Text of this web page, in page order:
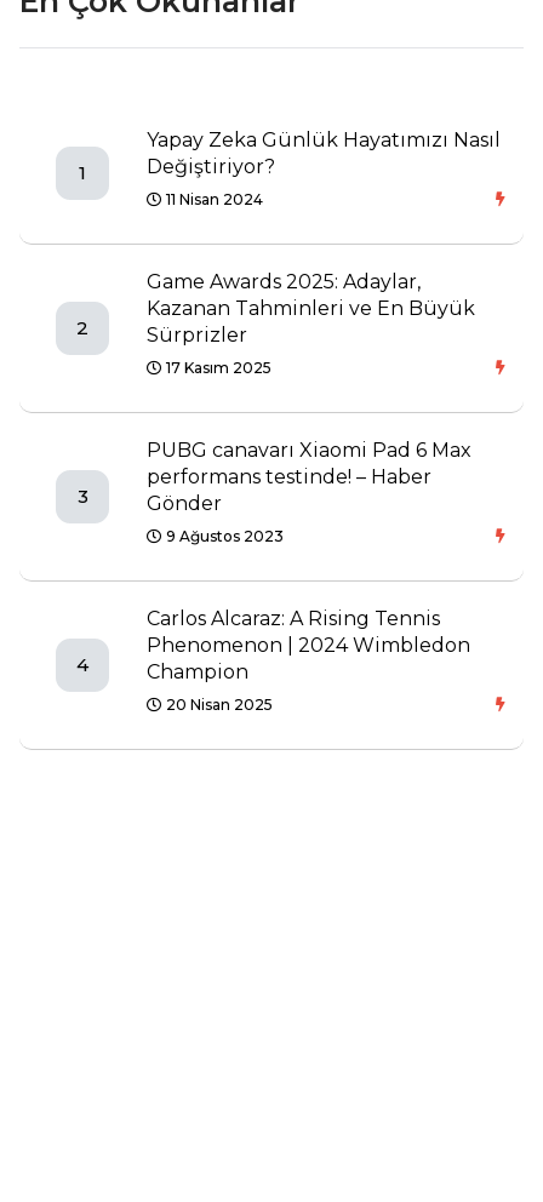
1
Yapay Zeka Günlük Hayatımızı Nasıl
Değiştiriyor?
11 Nisan 2024
2
Game Awards 2025: Adaylar,
Kazanan Tahminleri ve En Büyük
Sürprizler
17 Kasım 2025
3
PUBG canavarı Xiaomi Pad 6 Max
performans testinde! – Haber
Gönder
9 Ağustos 2023
4
Carlos Alcaraz: A Rising Tennis
Phenomenon | 2024 Wimbledon
Champion
20 Nisan 2025